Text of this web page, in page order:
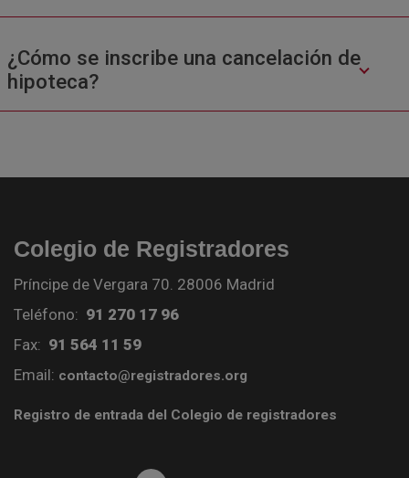
¿Cómo se inscribe una cancelación de
hipoteca?
Colegio de Registradores
Príncipe de Vergara 70. 28006 Madrid
Teléfono: 91 270 17 96
Fax: 91 564 11 59
Email: contacto@registradores.org
Registro de entrada del Colegio de registradores